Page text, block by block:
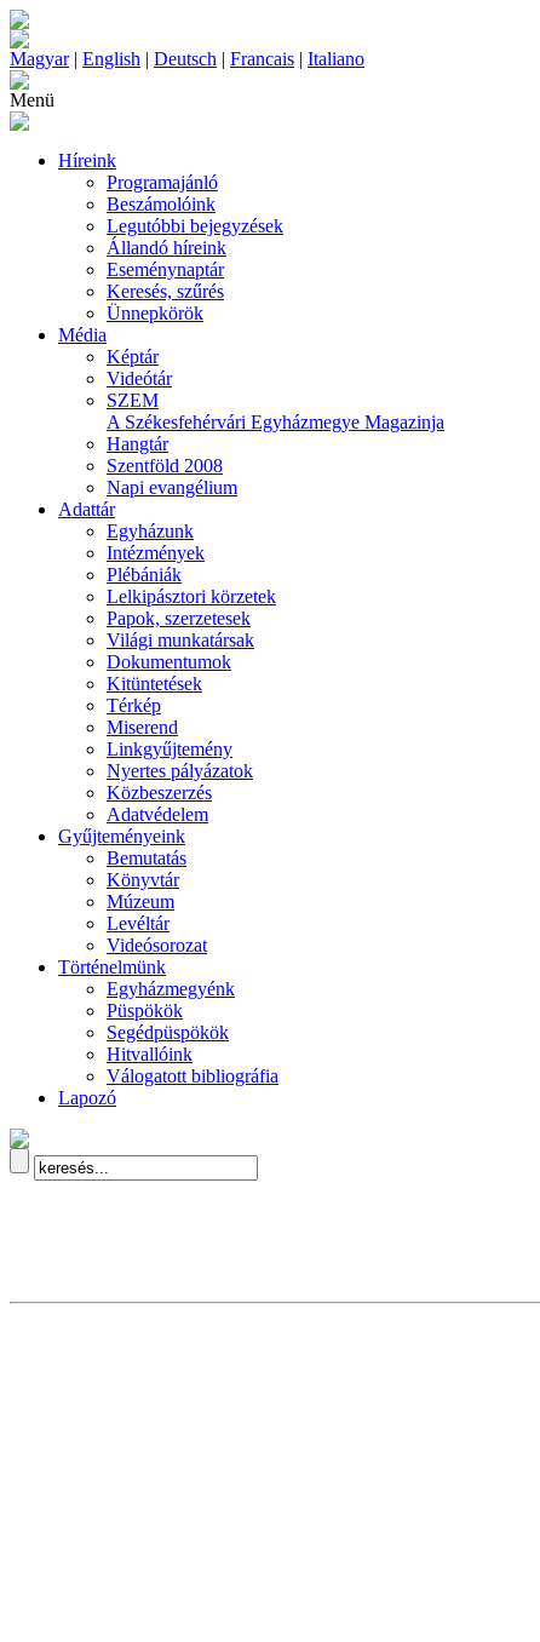
Magyar| English | Deutsch | Francais | Italiano
Menü
Híreink
Programajánló
Beszámolóink
Legutóbbi bejegyzések
Állandó híreink
Eseménynaptár
Keresés, szűrés
Ünnepkörök
Média
Képtár
Videótár
SZEM
A Székesfehérvári Egyházmegye Magazinja
Hangtár
Szentföld 2008
Napi evangélium
Adattár
Egyházunk
Intézmények
Plébániák
Lelkipásztori körzetek
Papok, szerzetesek
Világi munkatársak
Dokumentumok
Kitüntetések
Térkép
Miserend
Linkgyűjtemény
Nyertes pályázatok
Közbeszerzés
Adatvédelem
Gyűjteményeink
Bemutatás
Könyvtár
Múzeum
Levéltár
Videósorozat
Történelmünk
Egyházmegyénk
Püspökök
Segédpüspökök
Hitvallóink
Válogatott bibliográfia
Lapozó